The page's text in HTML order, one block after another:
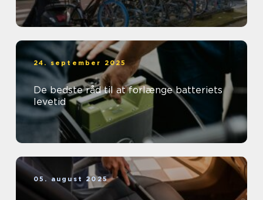
24. september 2025
De bedste råd til at forlænge batteriets
levetid
05. august 2025